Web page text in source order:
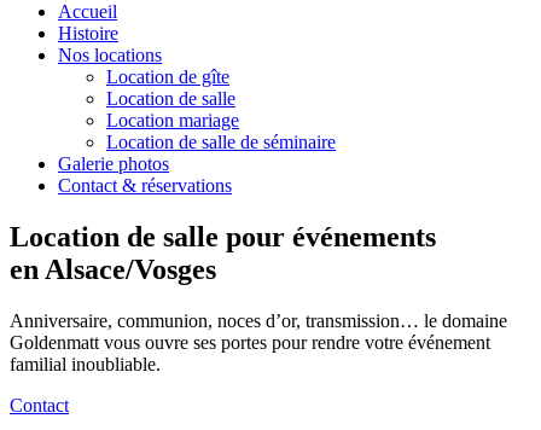
Accueil
Histoire
Nos locations
Location de gîte
Location de salle
Location mariage
Location de salle de séminaire
Galerie photos
Contact & réservations
Location de salle pour événements
en Alsace/Vosges
Anniversaire, communion, noces d’or, transmission… le domaine
Goldenmatt vous ouvre ses portes pour rendre votre événement
familial inoubliable.
Contact